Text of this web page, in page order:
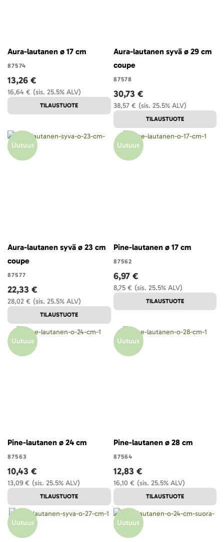
Aura-lautanen ø 17 cm
87574
(sis. 25.5% ALV)
16,64 €
13,26 €
TILAUSTUOTE
Aura-lautanen syvä ø 29 cm
coupe
87578
(sis. 25.5% ALV)
38,57 €
30,73 €
TILAUSTUOTE
Uutuus
Aura-lautanen syvä ø 23 cm
coupe
87577
(sis. 25.5% ALV)
28,02 €
22,33 €
TILAUSTUOTE
Uutuus
Pine-lautanen ø 17 cm
87562
(sis. 25.5% ALV)
8,75 €
6,97 €
TILAUSTUOTE
Uutuus
Pine-lautanen ø 24 cm
87563
(sis. 25.5% ALV)
13,09 €
10,43 €
TILAUSTUOTE
Uutuus
Pine-lautanen ø 28 cm
87564
(sis. 25.5% ALV)
16,10 €
12,83 €
TILAUSTUOTE
Uutuus Uutuus